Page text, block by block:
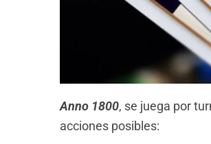
Anno 1800, se juega por
acciones posibles: